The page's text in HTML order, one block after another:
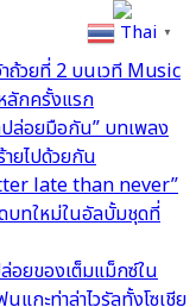
ถ้วยที่ 2 บนเวที Music
ลักครั้งแรก
ล่อยมือกัน” บทเพลง
ยไปด้วยกัน
late than never”
บทใหม่ในอัลบั้มชุดที่
อยของเต็มแม็กซ์ใน
กะท่าล่าไวรัลทั้งโซเชีย
Thai ▼